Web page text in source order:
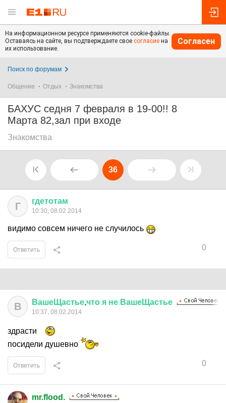
На информационном ресурсе применяются cookie-файлы.
Оставаясь на сайте, вы подтверждаете свое согласие на
их использование.
Согласен
Поиск по форумам
Общение Отдых Знакомства
БАХУС седня 7 февраля в 19-00!! 8
Марта 82,зал при входе
Знакомства
36
Г гдетотам
10:30, 08.02.2014
видимо совсем ничего не случилось
0
Ответить
В ВашеЩастье,что я не ВашеЩастье
10:37, 08.02.2014
здрасти
посидели душевно
0
Ответить
mr.flood.